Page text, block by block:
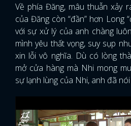
Về phía Đăng, mâu thuẫn xảy
của Đăng còn “đần” hơn Long
với sự xử lý của anh chàng
mình yêu thất vọng, suy sụp
xin lỗi vô nghĩa. Dù có lòng
mở cửa hàng mà Nhi mong
sự lạnh lùng của Nhi, anh đã